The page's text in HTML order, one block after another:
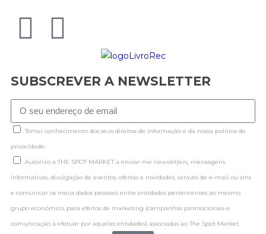
SUBSCREVER A NEWSLETTER
Tomei conhecimento dos seus direitos de informação e da nossa politica de
privacidade.
Autorizo a THE SPOT MARKET a enviar-me newsletters, mensagens
informativas, divulgação de eventos, ofertas e novidades, através de e-mail ou sms
e comunicar os meus dados pessoais entre entidades pertencentes ao mesmo
grupo económico, para efeitos de marketing (campanhas promocionais e
comunicação a efetuar por aquelas entidades) associadas ao The Spot Market.